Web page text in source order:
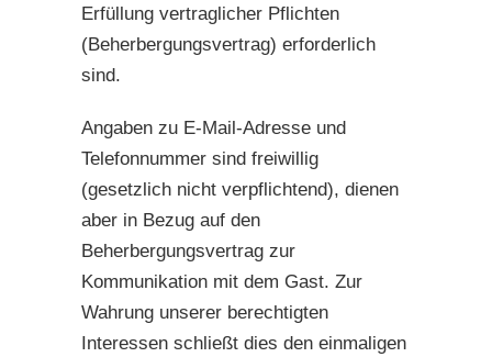
Erfüllung vertraglicher Pflichten
(Beherbergungsvertrag) erforderlich
sind.
Angaben zu E-Mail-Adresse und
Telefonnummer sind freiwillig
(gesetzlich nicht verpflichtend), dienen
aber in Bezug auf den
Beherbergungsvertrag zur
Kommunikation mit dem Gast. Zur
Wahrung unserer berechtigten
Interessen schließt dies den einmaligen